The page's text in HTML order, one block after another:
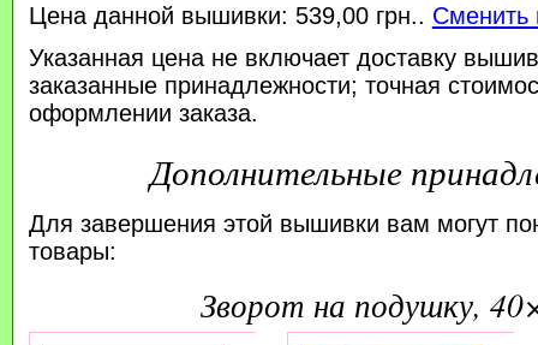
Цена данной вышивки: 539,00 грн.. Сменить
Указанная цена не включает доставку
заказанные принадлежности; точная
оформлении заказа.
Дополнительные
Для завершения этой вышивки вам могут
товары:
зворот на подушку,